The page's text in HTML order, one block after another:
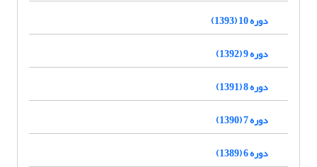
دوره 10 (1393)
دوره 9 (1392)
دوره 8 (1391)
دوره 7 (1390)
دوره 6 (1389)